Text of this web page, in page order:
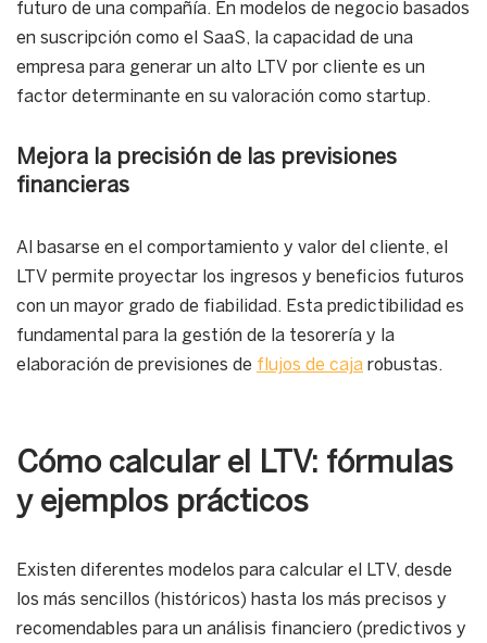
futuro de una compañía. En modelos de negocio basados
en suscripción como el SaaS, la capacidad de una
empresa para generar un alto LTV por cliente es un
factor determinante en su valoración como startup.
Mejora la precisión de las previsiones
financieras
Al basarse en el comportamiento y valor del cliente, el
LTV permite proyectar los ingresos y beneficios futuros
con un mayor grado de fiabilidad. Esta predictibilidad es
fundamental para la gestión de la tesorería y la
elaboración de previsiones de flujos de caja robustas.
Cómo calcular el LTV: fórmulas
y ejemplos prácticos
Existen diferentes modelos para calcular el LTV, desde
los más sencillos (históricos) hasta los más precisos y
recomendables para un análisis financiero (predictivos y